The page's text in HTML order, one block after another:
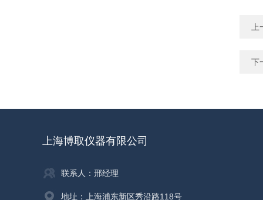
下
上海博取仪器有限公司
联系人：邢经理
地址：上海浦东新区秀沿路118号